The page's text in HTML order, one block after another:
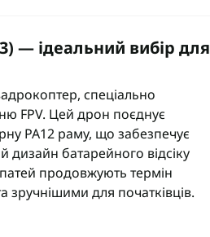
— ідеальний вибір для
спеціально
FPV. Цей дрон поєднує
PA12 раму, що забезпечує
дизайн батарейного відсіку
продовжують термін
для початківців.